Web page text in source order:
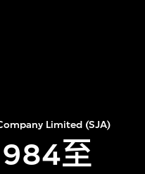
Limited (SJA)
至